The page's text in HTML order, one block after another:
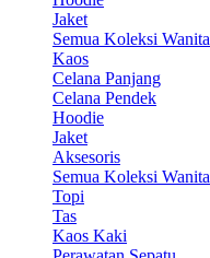
Jaket
Semua Koleksi Wanita
Kaos
Celana Panjang
Celana Pendek
Hoodie
Jaket
Aksesoris
Semua Koleksi Wanita
Topi
Tas
Kaos Kaki